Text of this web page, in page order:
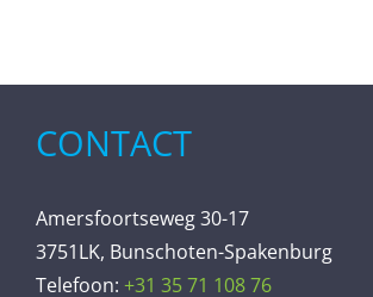
CONTACT
Amersfoortseweg 30-17
3751LK, Bunschoten-Spakenburg
Telefoon: +31 35 71 108 76